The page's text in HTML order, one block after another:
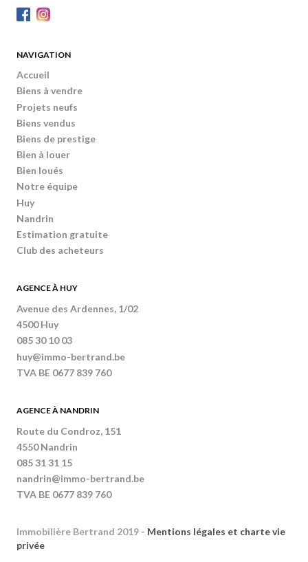
NAVIGATION
Accueil
Biens à vendre
Projets neufs
Biens vendus
Biens de prestige
Bien à louer
Bien loués
Notre équipe
Huy
Nandrin
Estimation gratuite
Club des acheteurs
AGENCE À HUY
Avenue des Ardennes, 1/02
4500 Huy
085 30 10 03
huy@immo-bertrand.be
TVA BE 0677 839 760
AGENCE À NANDRIN
Route du Condroz, 151
4550 Nandrin
085 31 31 15
nandrin@immo-bertrand.be
TVA BE 0677 839 760
Immobilière Bertrand 2019 - Mentions légales et charte vie
privée